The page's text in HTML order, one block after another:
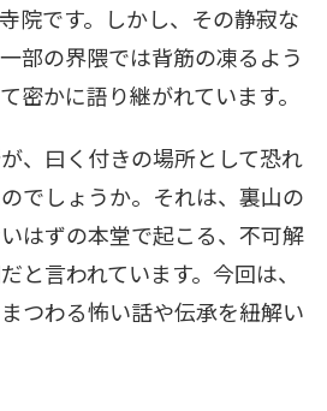
院です。しかし、その静寂な
部の界隈では背筋の凍るよう
密かに語り継がれています。
、曰く付きの場所として恐れ
でしょうか。それは、裏山の
はずの本堂で起こる、不可解
と言われています。今回は、
つわる怖い話や伝承を紐解い